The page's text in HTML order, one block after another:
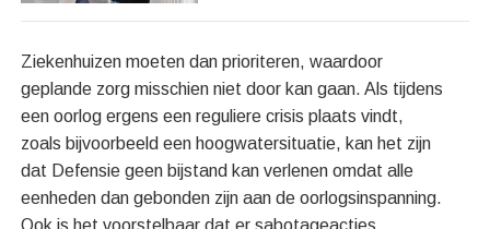
Ziekenhuizen moeten dan prioriteren, waardoor
geplande zorg misschien niet door kan gaan. Als tijdens
een oorlog ergens een reguliere crisis plaats vindt,
zoals bijvoorbeeld een hoogwatersituatie, kan het zijn
dat Defensie geen bijstand kan verlenen omdat alle
eenheden dan gebonden zijn aan de oorlogsinspanning.